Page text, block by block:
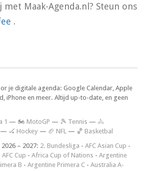
met Maak-Agenda.nl? Steun ons
.
je digitale agenda: Google Calendar, Apple
iPhone en meer. Altijd up-to-date, en geen
1 — 🏍 MotoGP — 🎾 Tennis — 🚴
— 🏑 Hockey — 🏈 NFL — 🏀 Basketbal
– 2027: 2. Bundesliga - AFC Asian Cup -
AFC Cup - Africa Cup of Nations - Argentine
B - Argentine Primera C - Australia A-